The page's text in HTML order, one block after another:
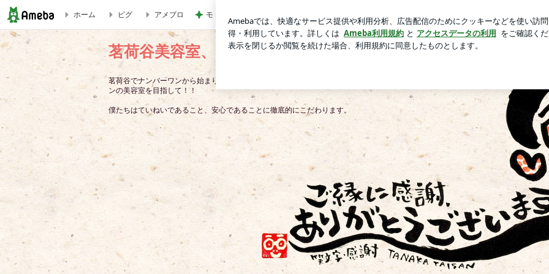
あなたの刀は切れますか？ | 茗荷谷美容室、オーナーのブログ
ホーム ピグ アメブロ モト冬樹 エアコンのセンサー交換 ロ
茗荷谷美容室、オーナーのブログ
茗荷谷でナンバーワンから始まり、文京区でナンバーワン、東京でナンバーワン、日本でナンバーワ
ンの美容室を目指して！！
僕たちはていねいであること、安心であることに徹底的にこだわります。